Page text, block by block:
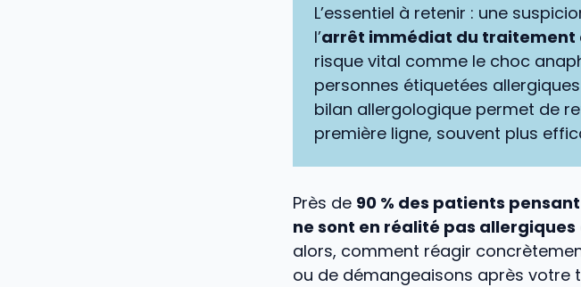
L’essentiel à retenir : une
l’arrêt immédiat du traitement
risque vital comme le choc
personnes étiquetées allergiques
bilan allergologique permet de
première ligne, souvent plus
Près de 90 % des patients
ne sont en réalité pas allergiques
alors, comment réagir
ou de démangeaisons après votre